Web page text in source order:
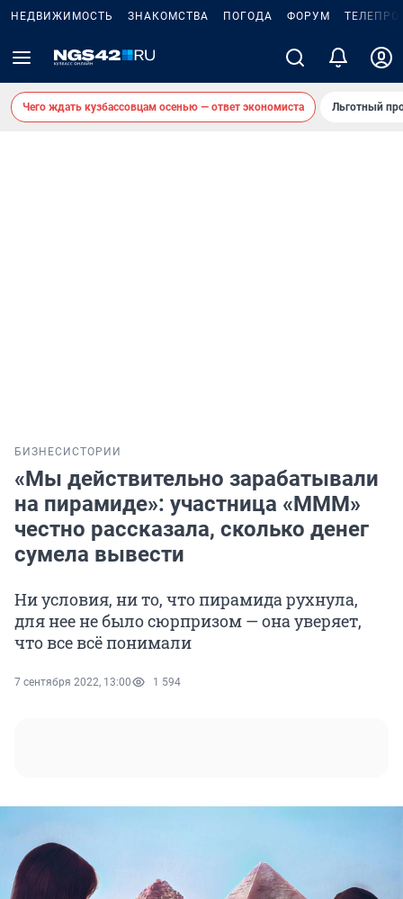
НЕДВИЖИМОСТЬ ЗНАКОМСТВА ПОГОДА ФОРУМ
Чего ждать кузбассовцам осенью — ответ экономиста Льготный
БИЗНЕС ИСТОРИИ
«Мы действительно зарабатывали
на пирамиде»: участница «МММ»
честно рассказала, сколько денег
сумела вывести
Ни условия, ни то, что пирамида рухнула,
для нее не было сюрпризом — она уверяет,
что все всё понимали
7 сентября 2022, 13:00 1 594